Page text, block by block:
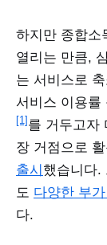
하지만 종합소
열리는 만큼,
는 서비스로
서비스 이용률
[1] 를 거두고자
장 거점으로
출시 했습니다.
도 다양한 부
다.